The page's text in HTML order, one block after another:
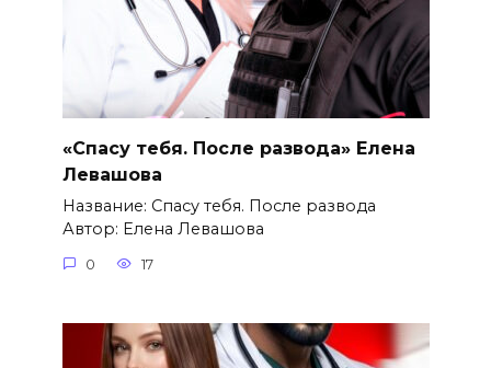
«Спасу тебя. После развода» Елена
Левашова
Название: Спасу тебя. После развода
Автор: Елена Левашова
0 17